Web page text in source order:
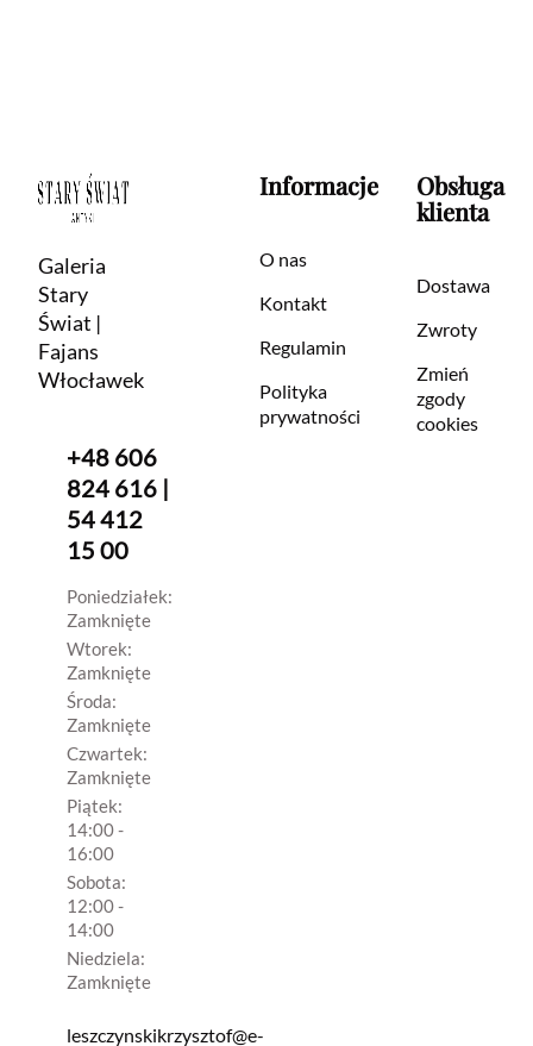
Galeria
Stary
Świat |
Fajans
Włocławek
+48 606
824 616 |
54 412
15 00
Poniedziałek:
Zamknięte
Wtorek:
Zamknięte
Środa:
Zamknięte
Czwartek:
Zamknięte
Piątek:
14:00 -
16:00
Sobota:
12:00 -
14:00
Niedziela:
Zamknięte
leszczynskikrzysztof@e-
Informacje
O nas
Kontakt
Regulamin
Polityka
prywatności
Obsługa
klienta
Dostawa
Zwroty
Zmień
zgody
cookies